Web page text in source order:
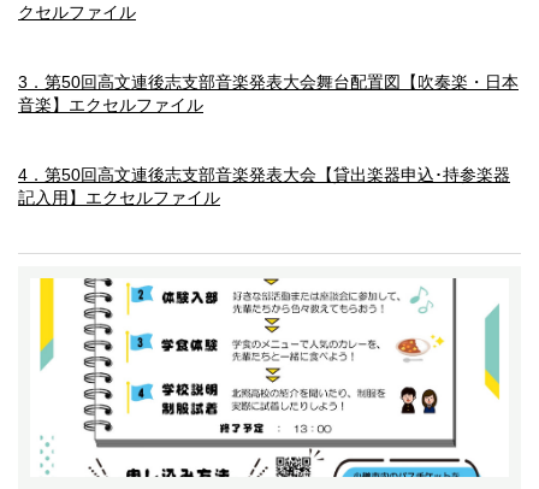
クセルファイル
3．第50回高文連後志支部音楽発表大会舞台配置図【吹奏楽・日本
音楽】エクセルファイル
4．第50回高文連後志支部音楽発表大会【貸出楽器申込･持参楽器
記入用】エクセルファイル